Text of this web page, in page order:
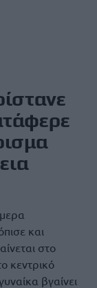
και
στο
κεντρικό
βγαίνει